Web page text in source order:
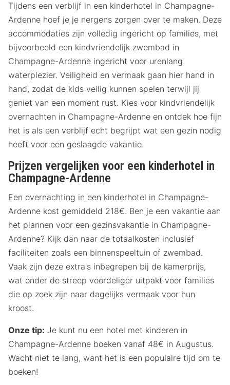
Tijdens een verblijf in een kinderhotel in Champagne-
Ardenne hoef je je nergens zorgen over te maken. Deze
accommodaties zijn volledig ingericht op families, met
bijvoorbeeld een kindvriendelijk zwembad in
Champagne-Ardenne ingericht voor urenlang
waterplezier. Veiligheid en vermaak gaan hier hand in
hand, zodat de kids veilig kunnen spelen terwijl jij
geniet van een moment rust. Kies voor kindvriendelijk
overnachten in Champagne-Ardenne en ontdek hoe fijn
het is als een verblijf echt begrijpt wat een gezin nodig
heeft voor een geslaagde vakantie.
Prijzen vergelijken voor een kinderhotel in
Champagne-Ardenne
Een overnachting in een kinderhotel in Champagne-
Ardenne kost gemiddeld 218€. Ben je een vakantie aan
het plannen voor een gezinsvakantie in Champagne-
Ardenne? Kijk dan naar de totaalkosten inclusief
faciliteiten zoals een binnenspeeltuin of zwembad.
Vaak zijn deze extra's inbegrepen bij de kamerprijs,
wat onder de streep voordeliger uitpakt voor families
die op zoek zijn naar dagelijks vermaak voor hun
kroost.
Onze tip: Je kunt nu een hotel met kinderen in
Champagne-Ardenne boeken vanaf 48€ in Augustus.
Wacht niet te lang, want het is een populaire tijd om te
boeken!